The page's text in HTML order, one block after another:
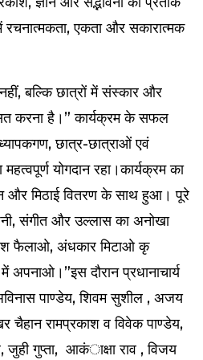
में रचनात्मकता, एकता और सकारात्मक
नहीं, बल्कि छात्रों में संस्कार और
करना है।” कार्यक्रम के सफल
छात्र-छात्राओं एवं
योगदान रहा।कार्यक्रम का
और मिठाई वितरण के साथ हुआ। पूरे
संगीत और उल्लास का अनोखा
फैलाओ, अंधकार मिटाओ कृ
अपनाओ।”इस दौरान प्रधानाचार्य
पाण्डेय, शिवम सुशील , अजय
चैहान रामप्रकाश व विवेक पाण्डेय,
जुही गुप्ता, आकंाक्षा राव , विजय